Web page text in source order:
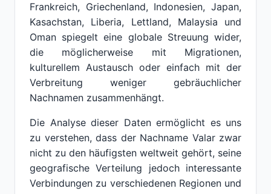
Frankreich, Griechenland, Indonesien, Japan,
Kasachstan, Liberia, Lettland, Malaysia und
Oman spiegelt eine globale Streuung wider,
die möglicherweise mit Migrationen,
kulturellem Austausch oder einfach mit der
Verbreitung weniger gebräuchlicher
Nachnamen zusammenhängt.
Die Analyse dieser Daten ermöglicht es uns
zu verstehen, dass der Nachname Valar zwar
nicht zu den häufigsten weltweit gehört, seine
geografische Verteilung jedoch interessante
Verbindungen zu verschiedenen Regionen und